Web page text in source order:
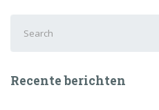
for:
Recente berichten